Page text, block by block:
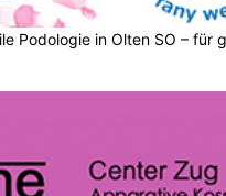
Podologie in Olten SO – für